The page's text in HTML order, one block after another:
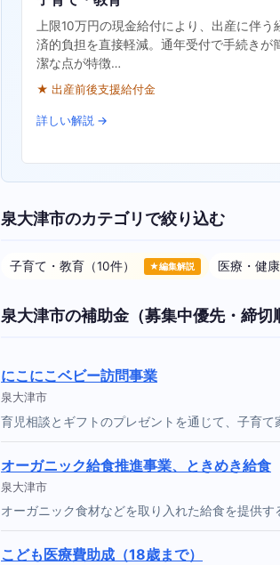
上限10万円の現金給付により、出産に伴う
済的負担を直接軽減。通年受付で手続きが
潔な点が特徴…
★ 出産前後支援給付金
詳しい解説 →
泉大津市のカテゴリで絞り込む
子育て・教育（10件） ★編集解説 医療・健
泉大津市の補助金（募集中優先・締切
にこにこベビー訪問事業
泉大津市
育児相談とギフトのプレゼントを通じて、子育
オーガニック給食推進事業、ときめき給食
泉大津市
オーガニック食材などを取り入れた給食を提供
こども医療費助成（18歳まで）